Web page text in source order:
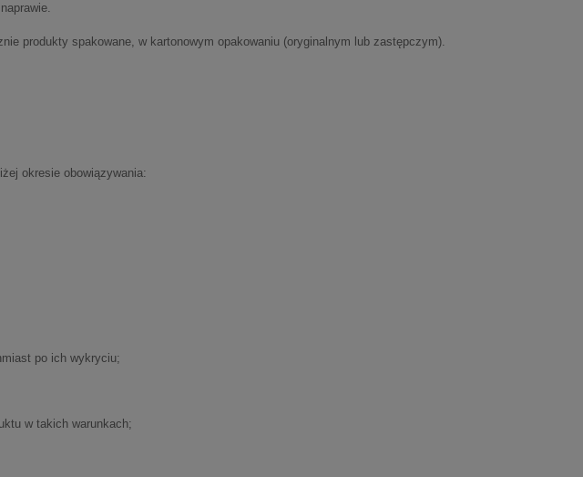
produkty spakowane, w kartonowym opakowaniu (oryginalnym lub zastępczym).
okresie obowiązywania:
po ich wykryciu;
w takich warunkach;